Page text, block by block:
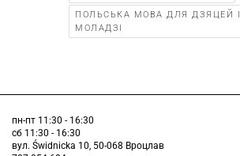
ПОЛЬСЬКА МОВА ДЛЯ ДЗЯЦЕЙ І
МОЛАДЗІ
пн-пт 11:30 - 16:30
сб 11:30 - 16:30
вул. Świdnicka 10, 50-068 Вроцлав